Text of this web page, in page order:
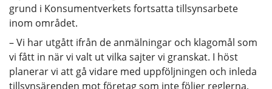
grund i Konsumentverkets fortsatta tillsynsarbete
inom området.
– Vi har utgått ifrån de anmälningar och klagomål som
vi fått in när vi valt ut vilka sajter vi granskat. I höst
planerar vi att gå vidare med uppföljningen och inleda
tillsynsärenden mot företag som inte följer reglerna,